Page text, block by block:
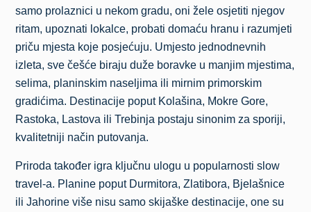
samo prolaznici u nekom gradu, oni žele osjetiti njegov
ritam, upoznati lokalce, probati domaću hranu i razumjeti
priču mjesta koje posjećuju. Umjesto jednodnevnih
izleta, sve češće biraju duže boravke u manjim mjestima,
selima, planinskim naseljima ili mirnim primorskim
gradićima. Destinacije poput Kolašina, Mokre Gore,
Rastoka, Lastova ili Trebinja postaju sinonim za sporiji,
kvalitetniji način putovanja.
Priroda također igra ključnu ulogu u popularnosti slow
travel-a. Planine poput Durmitora, Zlatibora, Bjelašnice
ili Jahorine više nisu samo skijaške destinacije, one su